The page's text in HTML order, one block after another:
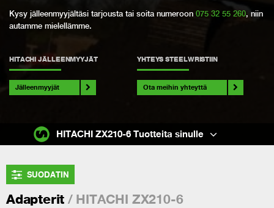
Kysy jälleenmyyjältäsi tarjousta tai soita numeroon 075 32 55 260, niin
autamme mielellämme.
HITACHI JÄLLEENMYYJÄT
Jälleenmyyjät
YHTEYS STEELWRISTIIN
Ota meihin yhteyttä
SUODATIN
Adapterit / HITACHI ZX210-6
HITACHI ZX210-6 Tuotteita sinulle